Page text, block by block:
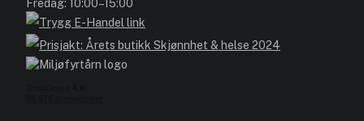
Fredag: 10:00–15:00